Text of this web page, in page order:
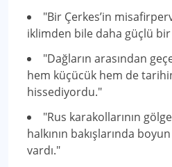
"Bir Çerkes’in
iklimden bile daha güçlü bir
"Dağların arasından
hem küçücük hem de
hissediyordu."
"Rus karakollarının
halkının bakışlarında
vardı."